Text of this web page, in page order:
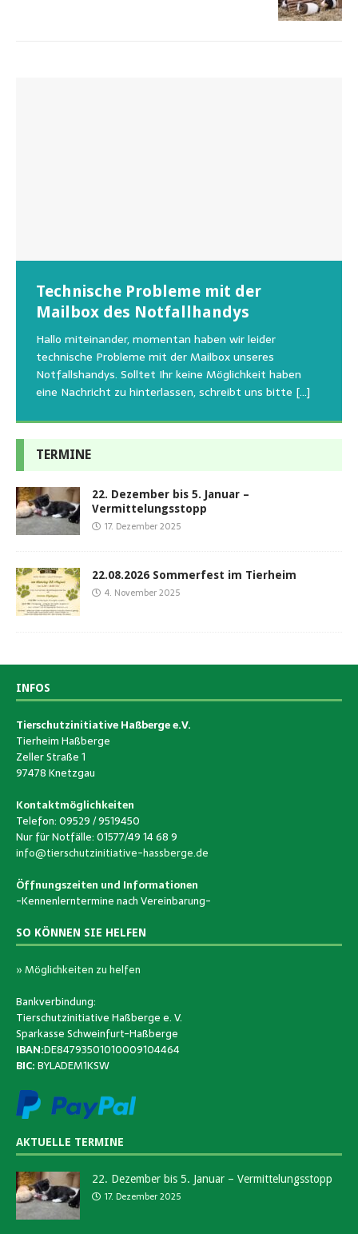
Technische Probleme mit der
Mailbox des Notfallhandys
Hallo miteinander, momentan haben wir leider
technische Probleme mit der Mailbox unseres
Notfallshandys. Solltet Ihr keine Möglichkeit haben
eine Nachricht zu hinterlassen, schreibt uns bitte […]
Beginn der Wildtierrettung
Aus aktuellem Anlass weisen wir darauf hin, dass die
Tierschutzinitiative Haßberge natürlich, wie auch in
den letzten 20 Jahren, immer noch für alle verwaisten
oder[…]
22.08.2026 Sommerfest im Tierheim
Wir bitten um Verständnis, dass am Tag vom
Sommerfest das Hundehaus zum Schutz unserer Tiere
geschlossen bleibt.Viele unserer Hunde erleben einen
emotionalen Stress bei Begegnung[…]
Wunschzettel unserer Fellnasen
Regelmäßig bekommen wir liebe Anfragen, wie man
uns am Besten unterstützen kann. Natürlich ziehen
die gesteigerten Kosten auch uns so richtig in die Knie
und[…]
TERMINE
22. Dezember bis 5. Januar –
Vermittelungsstopp
17. Dezember 2025
22.08.2026 Sommerfest im Tierheim
4. November 2025
INFOS
Tierschutzinitiative Haßberge e.V.
Tierheim Haßberge
Zeller Straße 1
97478 Knetzgau
Kontaktmöglichkeiten
Telefon: 09529 / 9519450
Nur für Notfälle: 01577/49 14 68 9
info@tierschutzinitiative-hassberge.de
Öffnungszeiten und Informationen
-Kennenlerntermine nach Vereinbarung-
SO KÖNNEN SIE HELFEN
» Möglichkeiten zu helfen
Bankverbindung:
Tierschutzinitiative Haßberge e. V.
Sparkasse Schweinfurt-Haßberge
IBAN:DE84793501010009104464
BIC:BYLADEM1KSW
AKTUELLE TERMINE
22. Dezember bis 5. Januar – Vermittelungsstopp
17. Dezember 2025